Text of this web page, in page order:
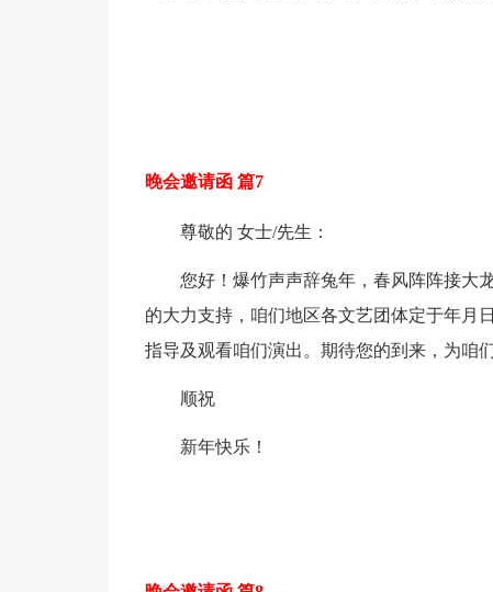
晚会邀请函 篇7
尊敬的 女士/先生：
您好！爆竹声声辞兔年，春风阵阵接大
的大力支持，咱们地区各文艺团体定于年月
指导及观看咱们演出。期待您的到来，为咱
顺祝
新年快乐！